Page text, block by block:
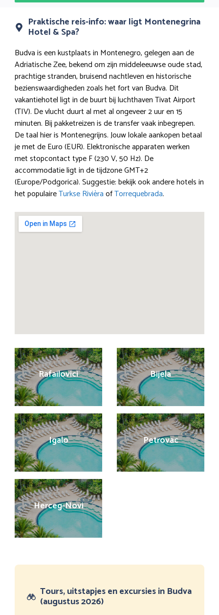
Praktische reis-info: waar ligt Montenegrina
Hotel & Spa?
Budva is een kustplaats in Montenegro, gelegen aan de
Adriatische Zee, bekend om zijn middeleeuwse oude stad,
prachtige stranden, bruisend nachtleven en historische
bezienswaardigheden zoals het fort van Budva. Dit
vakantiehotel ligt in de buurt bij luchthaven Tivat Airport
(TIV). De vlucht duurt al met al ongeveer 2 uur en 15
minuten. Bij pakketreizen is de transfer vaak inbegrepen.
De taal hier is Montenegrijns. Jouw lokale aankopen betaal
je met de Euro (EUR). Elektronische apparaten werken
met stopcontact type F (230 V, 50 Hz). De
accommodatie ligt in de tijdzone GMT+2
(Europe/Podgorica). Suggestie: bekijk ook andere hotels in
het populaireTurkse RivièraofTorrequebrada.
Rafailovici Bijela
Igalo Petrovac
Herceg-Novi
Tours, uitstapjes en excursies in Budva
(augustus 2026)